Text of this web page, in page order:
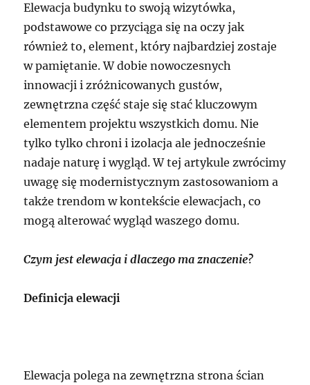
Elewacja budynku to swoją wizytówka,
podstawowe co przyciąga się na oczy jak
również to, element, który najbardziej zostaje
w pamiętanie. W dobie nowoczesnych
innowacji i zróżnicowanych gustów,
zewnętrzna część staje się stać kluczowym
elementem projektu wszystkich domu. Nie
tylko tylko chroni i izolacja ale jednocześnie
nadaje naturę i wygląd. W tej artykule zwrócimy
uwagę się modernistycznym zastosowaniom a
także trendom w kontekście elewacjach, co
mogą alterować wygląd waszego domu.
Czym jest elewacja i dlaczego ma znaczenie?
Definicja elewacji
Elewacja polega na zewnętrzna strona ścian